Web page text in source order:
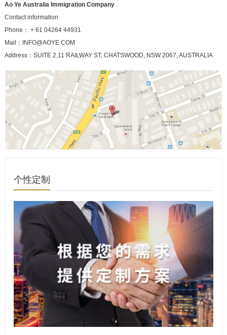
Ao Ye Australia Immigration Company
Contact information
Phone： + 61 04264 44931
Mail：INFO@AOYE.COM
Address：SUITE 2,11 RAILWAY ST, CHATSWOOD, NSW 2067, AUSTRALIA
个性定制